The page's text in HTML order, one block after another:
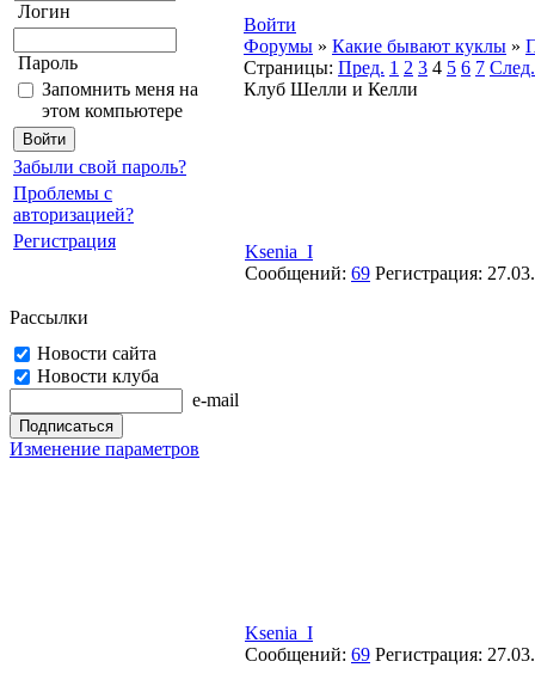
Логин
Пароль
Запомнить меня на
этом компьютере
Забыли свой пароль?
Проблемы с
авторизацией?
Регистрация
Рассылки
Новости сайта
Новости клуба
e-mail
Изменение параметров
Войти
Форумы » Какие бывают куклы »
Страницы: Пред. 1 2 3 4 5 6 7 След.
Клуб Шелли и Келли
Ksenia_I
Сообщений: 69 Регистрация:
Ksenia_I
Сообщений: 69 Регистрация: